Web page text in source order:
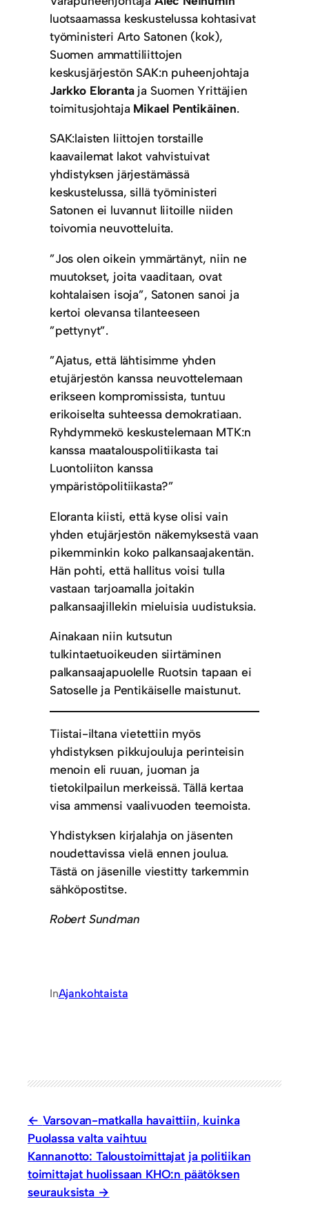
luotsaamassa keskustelussa kohtasivat
työministeri Arto Satonen (kok),
Suomen ammattiliittojen
keskusjärjestön SAK:n puheenjohtaja
Jarkko Elorantaja Suomen Yrittäjien
toimitusjohtaja Mikael Pentikäinen.
SAK:laisten liittojen torstaille
kaavailemat lakot vahvistuivat
yhdistyksen järjestämässä
keskustelussa, sillä työministeri
Satonen ei luvannut liitoille niiden
toivomia neuvotteluita.
”Jos olen oikein ymmärtänyt, niin ne
muutokset, joita vaaditaan, ovat
kohtalaisen isoja”, Satonen sanoi ja
kertoi olevansa tilanteeseen
”pettynyt”.
”Ajatus, että lähtisimme yhden
etujärjestön kanssa neuvottelemaan
erikseen kompromissista, tuntuu
erikoiselta suhteessa demokratiaan.
Ryhdymmekö keskustelemaan MTK:n
kanssa maatalouspolitiikasta tai
Luontoliiton kanssa
ympäristöpolitiikasta?”
Eloranta kiisti, että kyse olisi vain
yhden etujärjestön näkemyksestä vaan
pikemminkin koko palkansaajakentän.
Hän pohti, että hallitus voisi tulla
vastaan tarjoamalla joitakin
palkansaajillekin mieluisia uudistuksia.
Ainakaan niin kutsutun
tulkintaetuoikeuden siirtäminen
palkansaajapuolelle Ruotsin tapaan ei
Satoselle ja Pentikäiselle maistunut.
Tiistai-iltana vietettiin myös
yhdistyksen pikkujouluja perinteisin
menoin eli ruuan, juoman ja
tietokilpailun merkeissä. Tällä kertaa
visa ammensi vaalivuoden teemoista.
Yhdistyksen kirjalahja on jäsenten
noudettavissa vielä ennen joulua.
Tästä on jäsenille viestitty tarkemmin
sähköpostitse.
Robert Sundman
InAjankohtaista
Varsovan-matkalla havaittiin, kuinka
Puolassa valta vaihtuu
Kannanotto: Taloustoimittajat ja politiikan
toimittajat huolissaan KHO:n päätöksen
seurauksista